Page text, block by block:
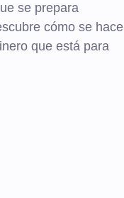
se prepara
cómo se hace
que está para